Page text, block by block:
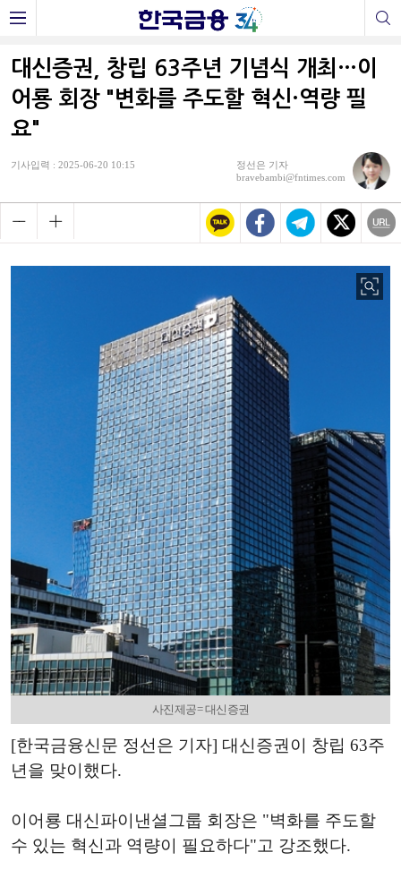
대신증권, 창립 63주년 기념식 개최…이
어룡 회장 "변화를 주도할 혁신·역량 필
요"
기사입력 : 2025-06-20 10:15
정선은 기자
bravebambi@fntimes.com
사진제공= 대신증권
[한국금융신문 정선은 기자] 대신증권이 창립 63주
년을 맞이했다.
이어룡 대신파이낸셜그룹 회장은 "벽화를 주도할
수 있는 혁신과 역량이 필요하다"고 강조했다.